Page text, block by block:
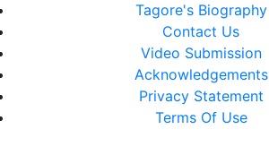
Tagore's Biography
Contact Us
Video Submission
Acknowledgements
Privacy Statement
Terms Of Use